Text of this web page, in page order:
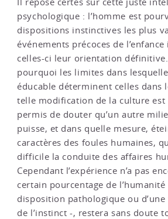
psychologique : l’homme est
dispositions instinctives les plus
événements précoces de
celles-ci leur orientation définitive.
pourquoi les limites dans
éducable déterminent celles dans
telle modification de la culture est
permis de douter qu’un autre
puisse, et dans quelle mesure,
caractères des foules humaines,
difficile la conduite des affaires
Cependant l’expérience n’a pas
certain pourcentage de l’humanité
disposition pathologique ou d’une
de l’instinct -, restera sans doute